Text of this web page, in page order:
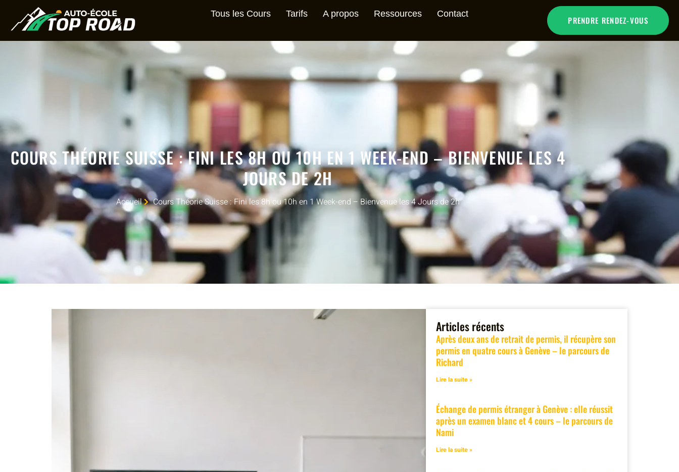
Tous les Cours Tarifs A propos Ressources Contact
PRENDRE RENDEZ-VOUS
COURS THÉORIE SUISSE : FINI LES 8H OU 10H EN 1 WEEK-END – BIENVENUE LES 4
JOURS DE 2H
Accueil Cours Théorie Suisse : Fini les 8h ou 10h en 1 Week-end – Bienvenue les 4 Jours de 2h
Articles récents
Après deux ans de retrait de permis, il récupère son
permis en quatre cours à Genève – le parcours de
Richard
Lire la suite »
Échange de permis étranger à Genève : elle réussit
après un examen blanc et 4 cours – le parcours de
Nami
Lire la suite »